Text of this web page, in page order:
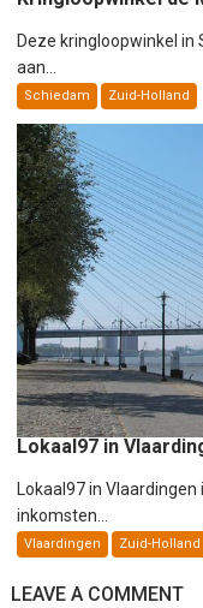
Deze kringloopwinkel
aan...
Schiedam Zuid-Holland
Lokaal97 in
Lokaal97 in
inkomsten...
Vlaardingen Zuid-Holland
LEAVE A COMMENT